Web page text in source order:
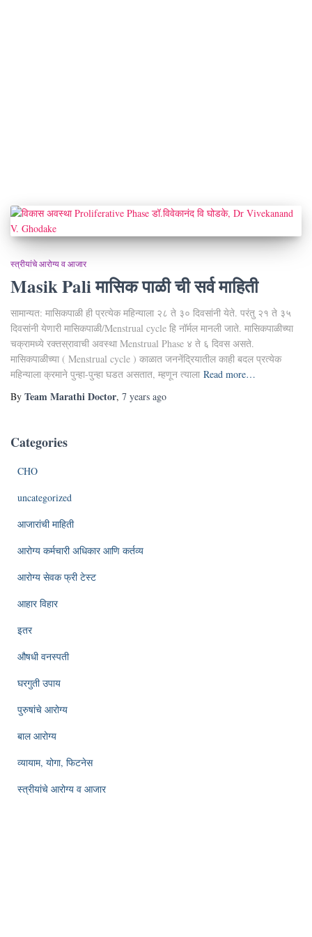
स्त्रीयांचे आरोग्य व आजार
Masik Pali मासिक पाळी ची सर्व माहिती
सामान्यत: मासिकपाळी ही प्रत्येक महिन्याला २८ ते ३० दिवसांनी येते. परंतु २१ ते ३५
दिवसांनी येणारी मासिकपाळी/Menstrual cycle हि नॉर्मल मानली जाते. मासिकपाळीच्या
चक्रामध्ये रक्तस्रावाची अवस्था Menstrual Phase ४ ते ६ दिवस असते.
मासिकपाळीच्या ( Menstrual cycle ) काळात जननेंद्रियातील काही बदल प्रत्येक
महिन्याला क्रमाने पुन्हा-पुन्हा घडत असतात, म्हणून त्याला Read more…
By Team Marathi Doctor, 7 years ago
Categories
CHO
uncategorized
आजारांची माहिती
आरोग्य कर्मचारी अधिकार आणि कर्तव्य
आरोग्य सेवक फ्री टेस्ट
आहार विहार
इतर
औषधी वनस्पती
घरगुती उपाय
पुरुषांचे आरोग्य
बाल आरोग्य
व्यायाम, योगा, फिटनेस
स्त्रीयांचे आरोग्य व आजार